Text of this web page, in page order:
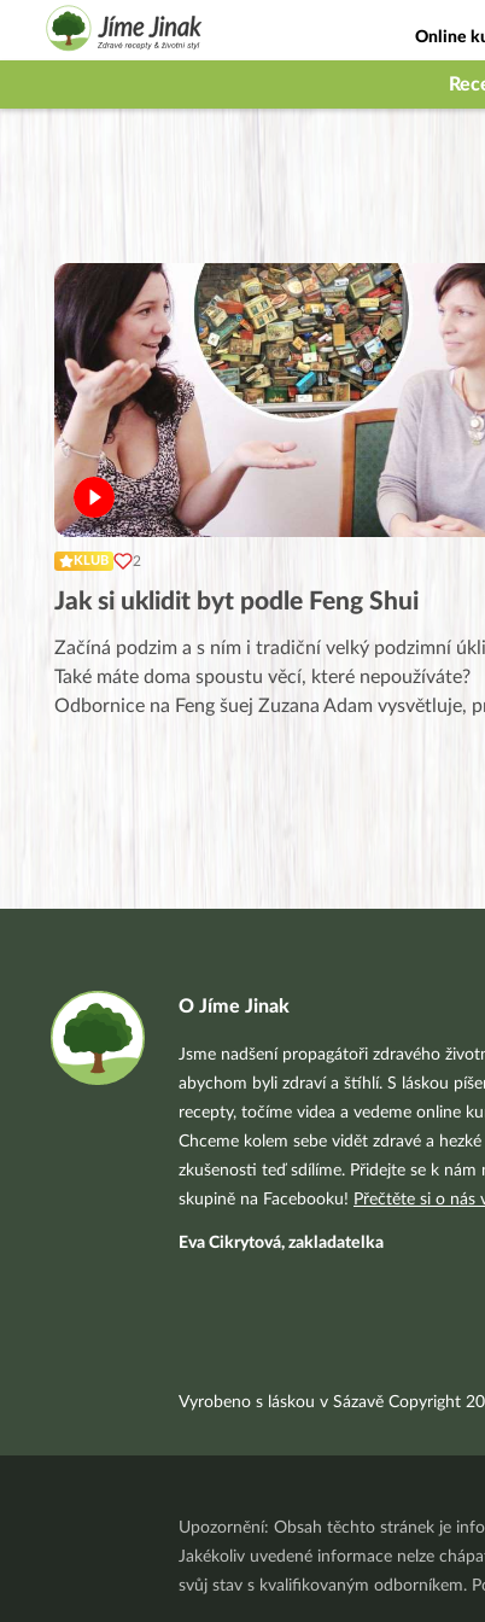
Online
Jak na
KLUB 2
Jak si uklidit byt podle Feng Shui
Začíná podzim a s ním i tradiční velký podzimní
Také máte doma spoustu věcí, které nepoužíváte?
Odbornice na Feng šuej Zuzana Adam vysvětluje,
O Jíme Jinak
Jsme nadšení propagátoři zdravého
abychom byli zdraví a štíhlí. S láskou
recepty, točíme videa a vedeme online
Chceme kolem sebe vidět zdravé a
zkušenosti teď sdílíme. Přidejte se k nám
skupině na Facebooku! Přečtěte si o nás
Eva Cikrytová, zakladatelka
Vyrobeno s láskou v Sázavě Copyright
Upozornění: Obsah těchto stránek je
Jakékoliv uvedené informace nelze
svůj stav s kvalifikovaným odborníkem.